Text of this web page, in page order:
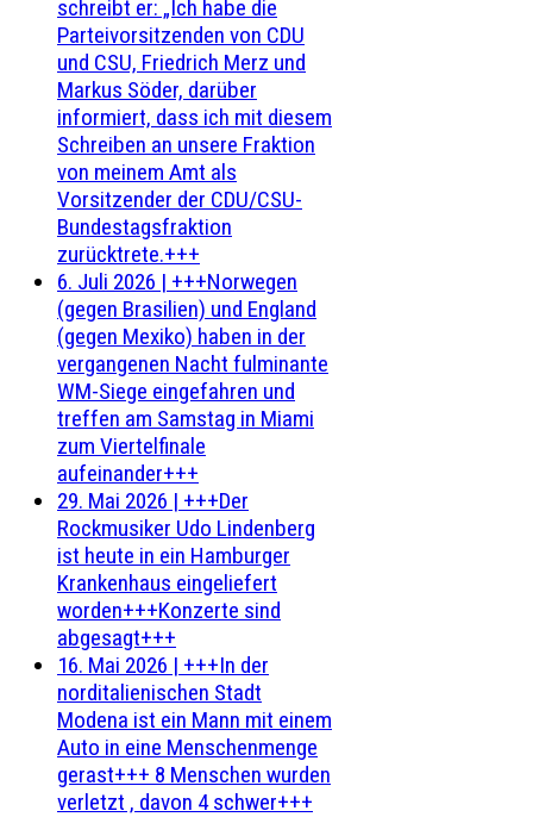
schreibt er: „Ich habe die
Parteivorsitzenden von CDU
und CSU, Friedrich Merz und
Markus Söder, darüber
informiert, dass ich mit diesem
Schreiben an unsere Fraktion
von meinem Amt als
Vorsitzender der CDU/CSU-
Bundestagsfraktion
zurücktrete.+++
6. Juli 2026 | +++Norwegen
(gegen Brasilien) und England
(gegen Mexiko) haben in der
vergangenen Nacht fulminante
WM-Siege eingefahren und
treffen am Samstag in Miami
zum Viertelfinale
aufeinander+++
29. Mai 2026 | +++Der
Rockmusiker Udo Lindenberg
ist heute in ein Hamburger
Krankenhaus eingeliefert
worden+++Konzerte sind
abgesagt+++
16. Mai 2026 | +++In der
norditalienischen Stadt
Modena ist ein Mann mit einem
Auto in eine Menschenmenge
gerast+++ 8 Menschen wurden
verletzt , davon 4 schwer+++